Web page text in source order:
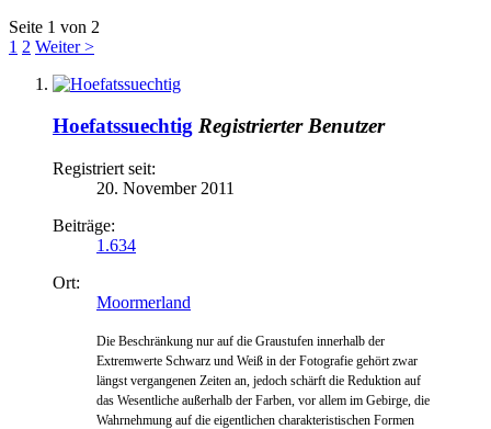
Seite 1 von 2
1 2 Weiter >
Hoefatssuechtig Registrierter Benutzer
Registriert seit:
20. November 2011
Beiträge:
1.634
Ort:
Moormerland
Die Beschränkung nur auf die Graustufen innerhalb der
Extremwerte Schwarz und Weiß in der Fotografie gehört zwar
längst vergangenen Zeiten an, jedoch schärft die Reduktion auf
das Wesentliche außerhalb der Farben, vor allem im Gebirge, die
Wahrnehmung auf die eigentlichen charakteristischen Formen